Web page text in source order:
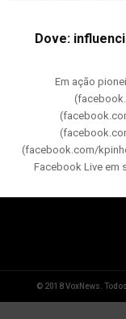
Dove:
Em ação
(facebook.com/
Facebook Live em
© 2018 VoxNews.